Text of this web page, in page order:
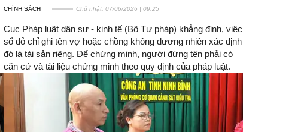
CHÍNH SÁCH Chủ nhật, 07/06/2026 | 09:25
Cục Pháp luật dân sự - kinh tế (Bộ Tư pháp) khẳng định, việc
sổ đỏ chỉ ghi tên vợ hoặc chồng không đương nhiên xác định
đó là tài sản riêng. Để chứng minh, người đứng tên phải có
căn cứ và tài liệu chứng minh theo quy định của pháp luật.